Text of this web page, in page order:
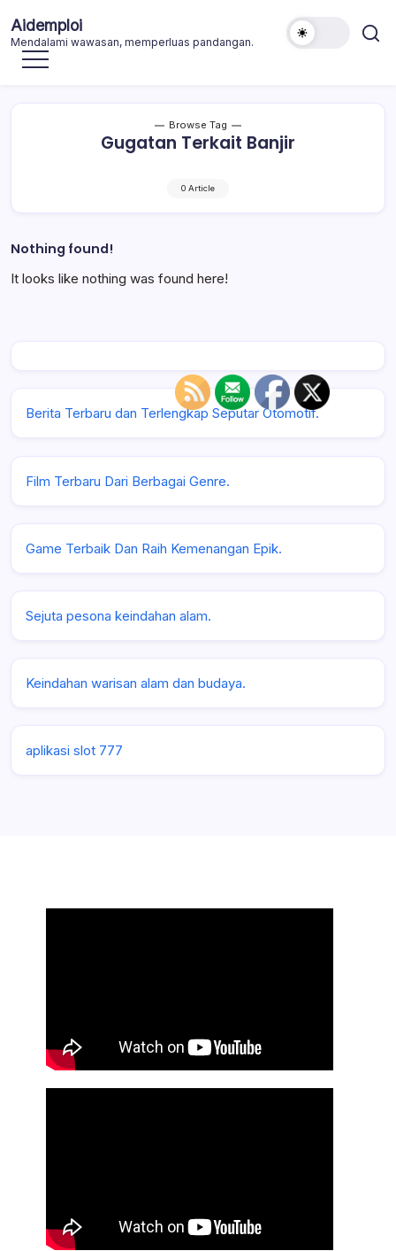
to
content
Aidemploi
Mendalami wawasan, memperluas pandangan.
Browse Tag
Gugatan Terkait Banjir
0 Article
Nothing found!
It looks like nothing was found here!
Berita Terbaru dan Terlengkap Seputar Otomotif.
Film Terbaru Dari Berbagai Genre.
Game Terbaik Dan Raih Kemenangan Epik.
Sejuta pesona keindahan alam.
Keindahan warisan alam dan budaya.
aplikasi slot 777